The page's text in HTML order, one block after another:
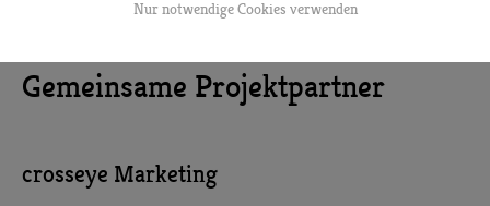
Gemeinsame Projektpartner
crosseye Marketing
Nur notwendige Cookies verwenden